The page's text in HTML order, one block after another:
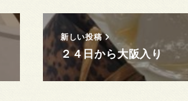
新しい投稿
２４日から大阪入り